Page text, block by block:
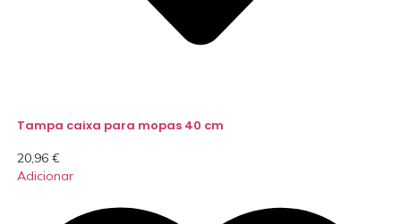
Tampa caixa para mopas 40 cm
20,96 €
Adicionar